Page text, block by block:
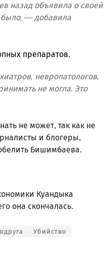
назад объявила о своей
было, — добавила
препаратов.
невропатологов,
не могла. Это
не может, так как не
и блогеры,
Бишимбаева.
Куандыка
она скончалась.
Убийство